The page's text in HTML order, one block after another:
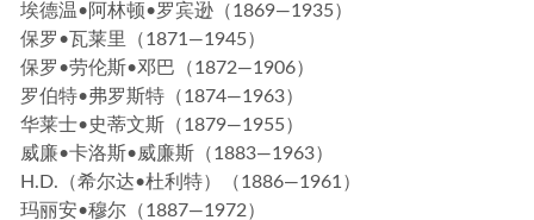
埃德温•阿林顿•罗宾逊（1869—1935）
保罗•瓦莱里（1871—1945）
保罗•劳伦斯•邓巴（1872—1906）
罗伯特•弗罗斯特（1874—1963）
华莱士•史蒂文斯（1879—1955）
威廉•卡洛斯•威廉斯（1883—1963）
H.D.（希尔达•杜利特）（1886—1961）
玛丽安•穆尔（1887—1972）